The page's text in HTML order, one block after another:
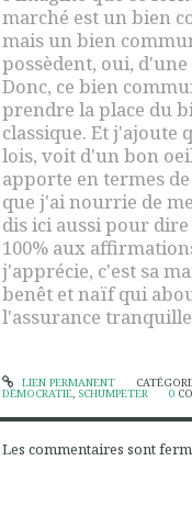
marché est un bien
mais un bien
possèdent, oui,
Donc, ce bien
prendre la place du
classique. Et j'ajoute
lois, voit d'un bon
apporte en termes
que j'ai nourrie de
dis ici aussi pour
100% aux
j'apprécie, c'est sa
benêt et naïf qui
l'assurance
LIEN PERMANENT
DÉMOCRATIE, SCHUMPETER 0
Les commentaires sont